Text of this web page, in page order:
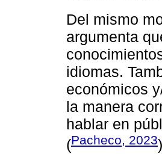
Del mismo
argumenta
idiomas.
económicos
la manera
hablar en
(Pacheco, 2023